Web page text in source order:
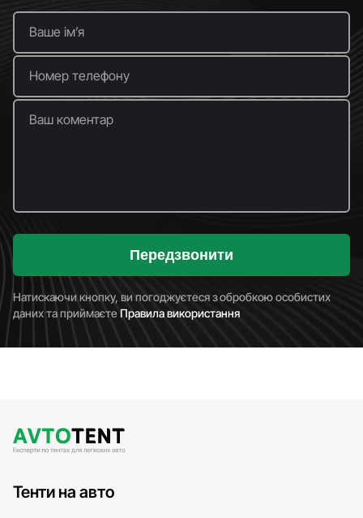
Ваше імʼя
Номер телефону
Ваш коментар
Передзвонити
Натискаючи кнопку, ви погоджуєтеся з обробкою особистих
даних та приймаєтеПравила використання
Тенти на авто